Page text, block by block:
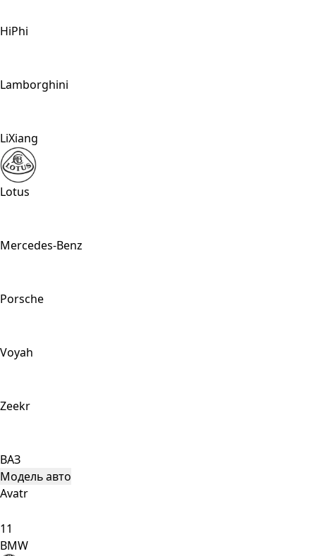
HiPhi
Lamborghini
LiXiang
Lotus
Mercedes-Benz
Porsche
Voyah
Zeekr
ВАЗ
Модель авто
Avatr
11
BMW